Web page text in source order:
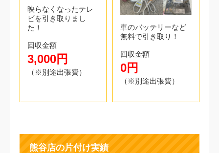
映らなくなったテレ
ビを引き取りまし
た！
回収金額
3,000円
（※別途出張費）
車のバッテリーなど
無料で引き取り！
回収金額
0円
（※別途出張費）
熊谷店の片付け実績